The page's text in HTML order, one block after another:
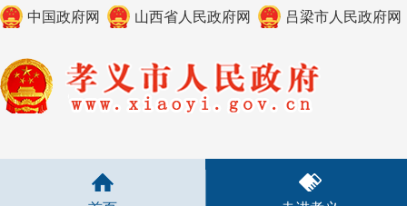
中国政府网 山西省人民政府网 吕梁市人民政府网